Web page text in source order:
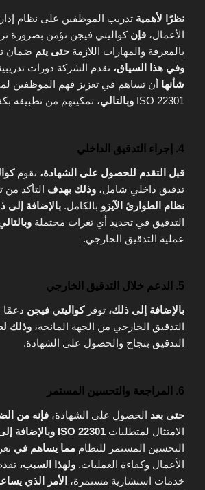
نظرًا لأهمية تدريب الموظفين على نظام
الأعمال، فإن كواليتي فيجن تؤمن بضرورة
بالمعرفة والمهارات اللازمة حتى يتم ضمان
وفي هذا السياق، تقدم الشركة دورات
شأنها أن تساهم في تعزيز فهم الموظفين
ISO 22301 وبالتالي، تمكينهم من تطبيقه
4. إجراء التدقيق الداخلي
قبل التقدم للحصول على الشهادة، تقوم
تدقيق داخلي شامل، وذلك بهدف التأكد من
نظام الطوارئ الآيزو بالكامل. بالإضافة إلى
التدقيق في تحديد أي ثغرات محتملة
عملية التدقيق الخارجي.
5. الدعم خلال التدقيق الخارجي
بالإضافة إلى ذلك، توفركواليتي فيجن دعمًا
التدقيق الخارجي من الجهة المانحة، وذلك
التدقيق بنجاح والحصول على الشهادة.
6. المراجعة والتحسين المستمر
حتى بعد الحصول على الشهادة، فإنه من
الامتثال لمتطلبات ISO 22301 وبالإضافة
التحسين المستمر للنظام مما يساهم في
الأعمال وكفاءة العمليات. ولهذا السبب،
خدمات استشارية مستمرة، الأمر الذي